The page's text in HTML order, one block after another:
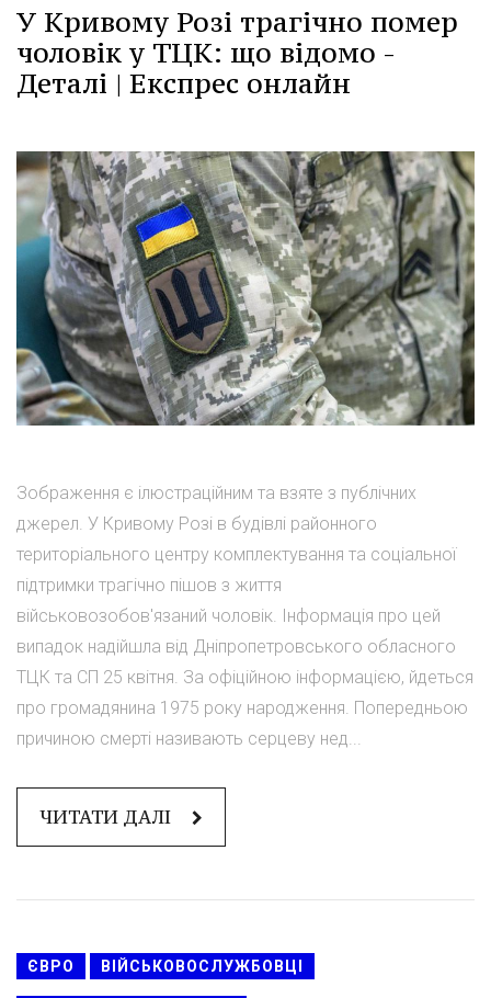
У Кривому Розі трагічно помер
чоловік у ТЦК: що відомо -
Деталі | Експрес онлайн
Зображення є ілюстраційним та взяте з публічних
джерел. У Кривому Розі в будівлі районного
територіального центру комплектування та соціальної
підтримки трагічно пішов з життя
військовозобов'язаний чоловік. Інформація про цей
випадок надійшла від Дніпропетровського обласного
ТЦК та СП 25 квітня. За офіційною інформацією, йдеться
про громадянина 1975 року народження. Попередньою
причиною смерті називають серцеву нед...
ЧИТАТИ ДАЛІ
ЄВРО ВІЙСЬКОВОСЛУЖБОВЦІ